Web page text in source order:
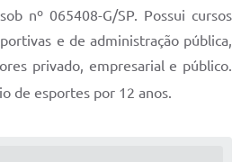
nº 065408-G/SP. Possui cursos
e de administração pública,
privado, empresarial e público.
de esportes por 12 anos.